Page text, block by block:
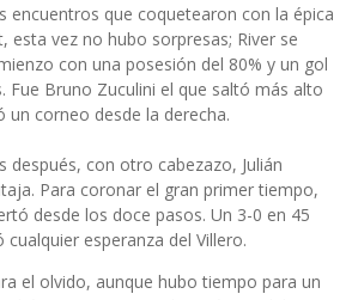
encuentros que coquetearon con la épica
esta vez no hubo sorpresas; River se
con una posesión del 80% y un gol
Fue Bruno Zuculini el que saltó más alto
un corneo desde la derecha.
después, con otro cabezazo, Julián
Para coronar el gran primer tiempo,
desde los doce pasos. Un 3-0 en 45
esperanza del Villero.
el olvido, aunque hubo tiempo para un